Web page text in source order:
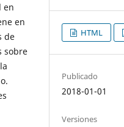
en
en
de
sobre
HTML
Publicado
2018-01-01
Versiones